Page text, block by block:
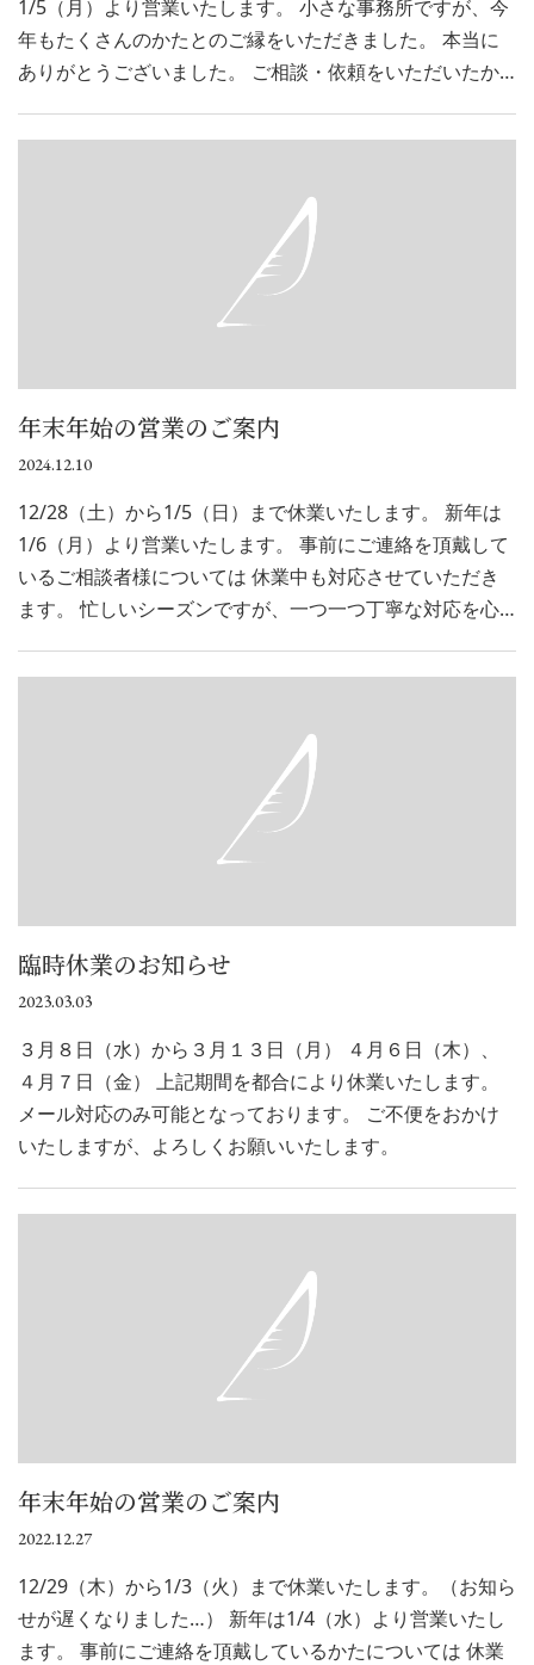
1/5（月）より営業いたします。 小さな事務所ですが、今
年もたくさんのかたとのご縁をいただきました。 本当に
ありがとうございました。 ご相談・依頼をいただいたか…
年末年始の営業のご案内
2024.12.10
12/28（土）から1/5（日）まで休業いたします。 新年は
1/6（月）より営業いたします。 事前にご連絡を頂戴して
いるご相談者様については 休業中も対応させていただき
ます。 忙しいシーズンですが、一つ一つ丁寧な対応を心…
臨時休業のお知らせ
2023.03.03
３月８日（水）から３月１３日（月） ４月６日（木）、
４月７日（金） 上記期間を都合により休業いたします。
メール対応のみ可能となっております。 ご不便をおかけ
いたしますが、よろしくお願いいたします。
年末年始の営業のご案内
2022.12.27
12/29（木）から1/3（火）まで休業いたします。（お知ら
せが遅くなりました…） 新年は1/4（水）より営業いたし
ます。 事前にご連絡を頂戴しているかたについては 休業